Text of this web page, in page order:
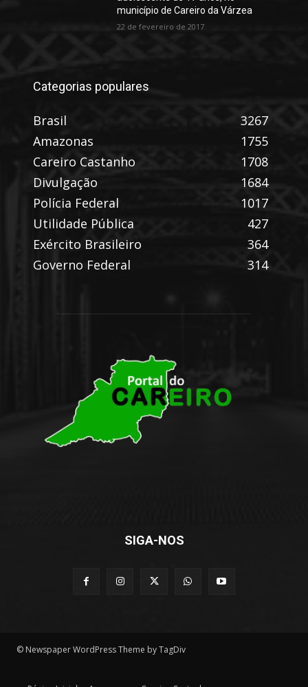
município de Careiro da Várzea
22 de fevereiro de 2017
Categorias populares
Brasil
3267
Amazonas
1755
Careiro Castanho
1708
Divulgação
1684
Polícia Federal
1017
Utilidade Pública
427
Exército Brasileiro
364
Governo Federal
314
SIGA-NOS
© Newspaper WordPress Theme by TagDiv